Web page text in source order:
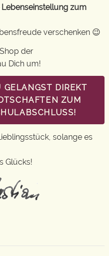
zum
verschenken 😉
der
Dich um!
DIREKT
ZUM
solange es
Glücks!